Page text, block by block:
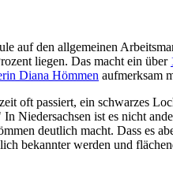
auf den allgemeinen
liegen. Das macht ein über
Diana Hömmen aufmerksam
oft passiert, ein schwarzes
Niedersachsen ist es nicht
deutlich macht. Dass es
bekannter werden und